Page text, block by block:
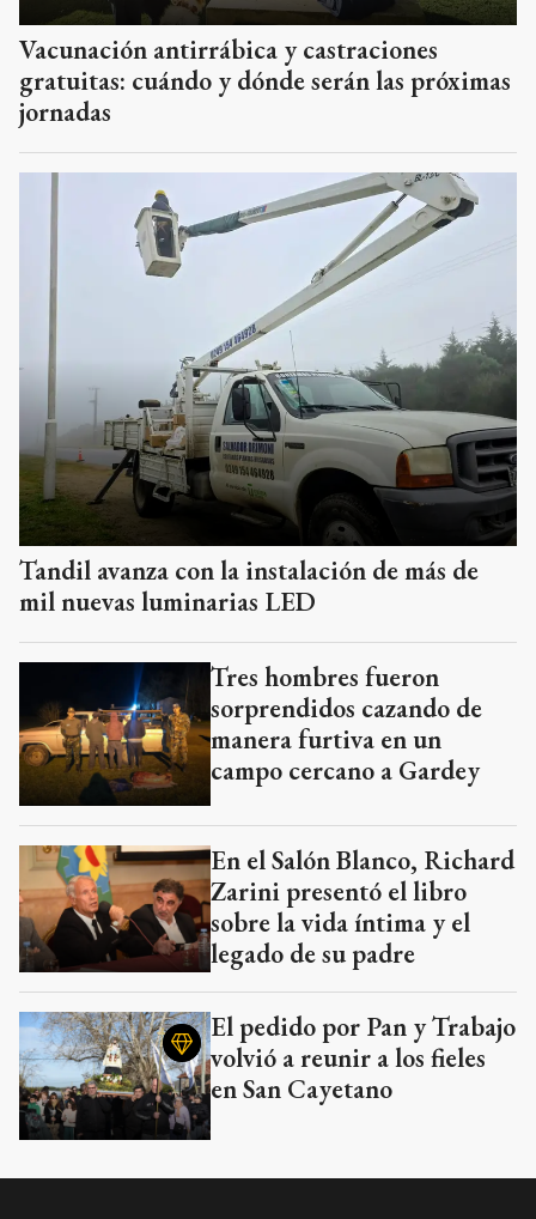
Vacunación antirrábica y castraciones
gratuitas: cuándo y dónde serán las próximas
jornadas
Tandil avanza con la instalación de más de
mil nuevas luminarias LED
Tres hombres fueron
sorprendidos cazando de
manera furtiva en un
campo cercano a Gardey
En el Salón Blanco, Richard
Zarini presentó el libro
sobre la vida íntima y el
legado de su padre
El pedido por Pan y Trabajo
volvió a reunir a los fieles
en San Cayetano